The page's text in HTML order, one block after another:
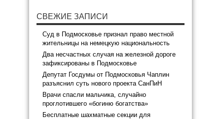
СВЕЖИЕ ЗАПИСИ
Суд в Подмосковье признал право местной
жительницы на немецкую национальность
Два несчастных случая на железной дороге
зафиксированы в Подмосковье
Депутат Госдумы от Подмосковья Чаплин
разъяснил суть нового проекта СанПиН
Врачи спасли мальчика, случайно
проглотившего «богиню богатства»
Бесплатные шахматные секции для